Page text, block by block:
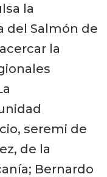
la
del Salmón de
la
seremi de
de la
Bernardo